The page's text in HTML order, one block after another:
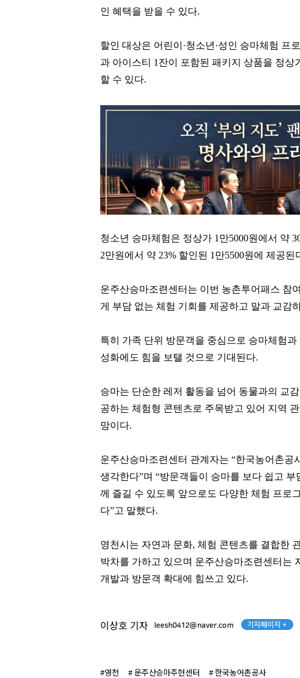
인 혜택을 받을 수 있다.
할인 대상은 어린이·청소년·성인 승마체험 프
과 아이스티 1잔이 포함된 패키지 상품을 정상
할 수 있다.
허영인
[관련 기사]
상지리츠빌카일룸2
팬클럽 참여
최재원
트라움하우스5차
팬클럽 참여
박
월드빌
팬클
청소년 승마체험은 정상가 1만5000원에서 약
2만원에서 약 23% 할인된 1만5500원에 제공된
운주산승마조련센터는 이번 농촌투어패스 참
게 부담 없는 체험 기회를 제공하고 말과 교감
특히 가족 단위 방문객을 중심으로 승마체험
성화에도 힘을 보탤 것으로 기대된다.
승마는 단순한 레저 활동을 넘어 동물과의 교
공하는 체험형 콘텐츠로 주목받고 있어 지역
망이다.
운주산승마조련센터 관계자는 “한국농어촌공
생각한다”며 “방문객들이 승마를 보다 쉽고
께 즐길 수 있도록 앞으로도 다양한 체험 프로
다”고 말했다.
영천시는 자연과 문화, 체험 콘텐츠를 결합한
박차를 가하고 있으며 운주산승마조련센터는
개발과 방문객 확대에 힘쓰고 있다.
이상호 기자 leesh0412@naver.com 기자페이지 +
#영천 # 운주산승마주현센터 # 한국농어촌공사